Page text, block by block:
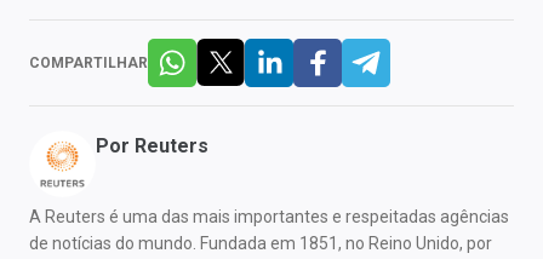
COMPARTILHAR
Por Reuters
A Reuters é uma das mais importantes e respeitadas agências
de notícias do mundo. Fundada em 1851, no Reino Unido, por